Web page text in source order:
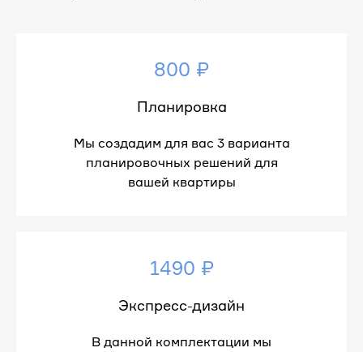
800 ₽
Планировка
Мы создадим для вас 3 варианта
планировочных решений для
вашей квартиры
1490 ₽
Экспресс-дизайн
В данной комплектации мы